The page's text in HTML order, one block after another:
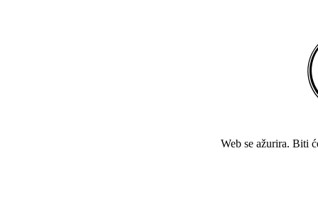
Web se ažurira. Biti